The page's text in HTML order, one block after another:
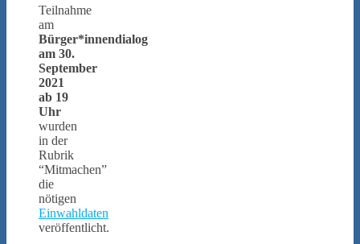
Teilnahme
am
Bürger*innendialog
am 30.
September
2021
ab 19
Uhr
wurden
in der
Rubrik
“Mitmachen”
die
nötigen
Einwahldaten
veröffentlicht.